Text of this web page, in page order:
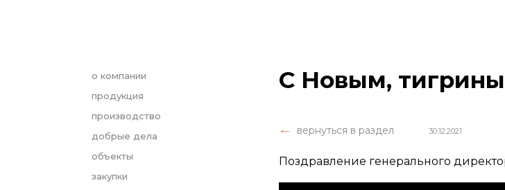
о компании
продукция
производство
добрые дела
объекты
закупки
С Новым,
вернуться в раздел 30.12.2021
Поздравление генерального